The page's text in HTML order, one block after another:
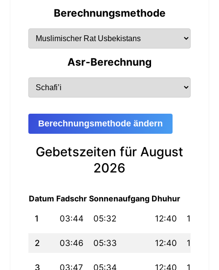
Berechnungsmethode
Asr-Berechnung
Berechnungsmethode ändern
Gebetszeiten für August
2026
Datum Fadschr Sonnenaufgang Dhuhur
1 03:44 05:32 12:40 16:33
2 03:46 05:33 12:40 16:33
3 03:47 05:34 12:40 16:33